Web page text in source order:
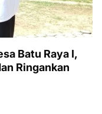
Batu Raya I,
Ringankan